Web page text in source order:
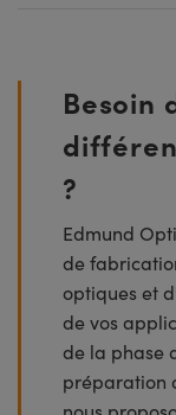
Besoin
?
Edmund
de
optiques et
de vos
de la phase
préparation